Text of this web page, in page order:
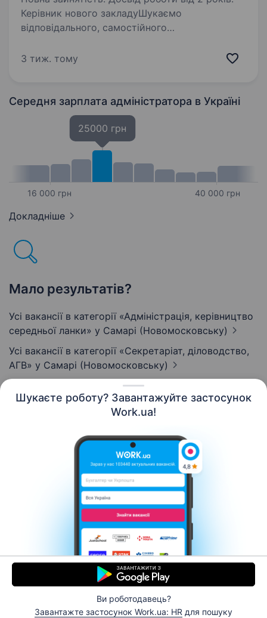
Шукаєте роботу? Завантажуйте застосунок
Work.ua!
Ви роботодавець?
Завантажте застосунок Work.ua: HR для пошуку
Керівник нового закладуШукаємо
відповідального, самостійного
закладу — кальянної. Якщо ти маєш досвід
3 тиж. тому
Середня зарплата адміністратора в Україні
16 000 грн
25000 грн
40 000 грн
Докладніше
Мало результатів?
Усі вакансії в категорії «Адмiнiстрацiя, керівництво
середньої ланки» у Самарі (Новомосковську)
Усі вакансії в категорії «Секретаріат, діловодство,
АГВ» у Самарі (Новомосковську)
Контакти Про нас
Кар’єра
Допомога Умови використання
© 2006–2026 Work.ua. Сервіс пошуку роботи №1 в